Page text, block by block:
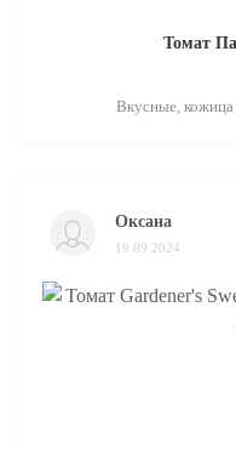
Томат
Вкусные, кожица
Оксана
19.09.2024